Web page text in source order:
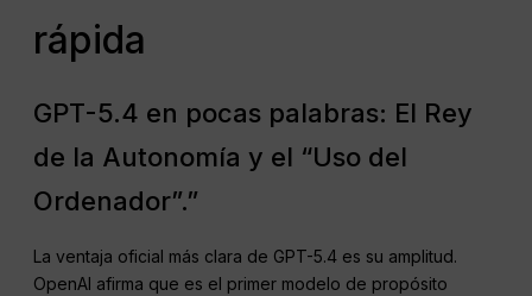
rápida
GPT-5.4 en pocas palabras: El Rey
de la Autonomía y el “Uso del
Ordenador”.”
La ventaja oficial más clara de GPT-5.4 es su amplitud.
OpenAI afirma que es el primer modelo de propósito